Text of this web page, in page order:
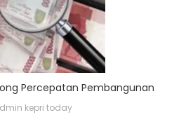
Percepatan Pembangunan
kepri today